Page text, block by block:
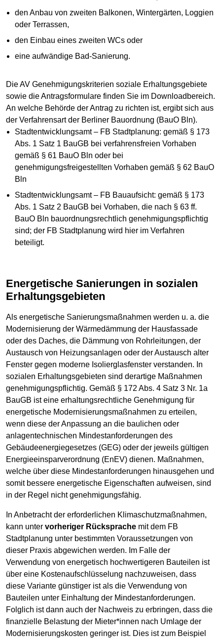
den Anbau von zweiten Balkonen, Wintergärten, Loggien
oder Terrassen,
den Einbau eines zweiten WCs oder
eine aufwändige Bad-Sanierung.
Die AV Genehmigungskriterien soziale Erhaltungsgebiete
sowie die Antragsformulare finden Sie im Downloadbereich.
An welche Behörde der Antrag zu richten ist, ergibt sich aus
der Verfahrensart der Berliner Bauordnung (BauO Bln).
Stadtentwicklungsamt – FB Stadtplanung: gemäß § 173
Abs. 1 Satz 1 BauGB bei verfahrensfreien Vorhaben
gemäß § 61 BauO Bln oder bei
genehmigungsfreigestellten Vorhaben gemäß § 62 BauO
Bln
Stadtentwicklungsamt – FB Bauaufsicht: gemäß § 173
Abs. 1 Satz 2 BauGB bei Vorhaben, die nach § 63 ff.
BauO Bln bauordnungsrechtlich genehmigungspflichtig
sind; der FB Stadtplanung wird hier im Verfahren
beteiligt.
Energetische Sanierungen in sozialen
Erhaltungsgebieten
Als energetische Sanierungsmaßnahmen werden u. a. die
Modernisierung der Wärmedämmung der Hausfassade
oder des Daches, die Dämmung von Rohrleitungen, der
Austausch von Heizungsanlagen oder der Austausch alter
Fenster gegen moderne Isolierglasfenster verstanden. In
sozialen Erhaltungsgebieten sind derartige Maßnahmen
genehmigungspflichtig. Gemäß § 172 Abs. 4 Satz 3 Nr. 1a
BauGB ist eine erhaltungsrechtliche Genehmigung für
energetische Modernisierungsmaßnahmen zu erteilen,
wenn diese der Anpassung an die baulichen oder
anlagentechnischen Mindestanforderungen des
Gebäudeenergiegesetzes (GEG) oder der jeweils gültigen
Energieeinsparverordnung (EnEV) dienen. Maßnahmen,
welche über diese Mindestanforderungen hinausgehen und
somit bessere energetische Eigenschaften aufweisen, sind
in der Regel nicht genehmigungsfähig.
In Anbetracht der erforderlichen Klimaschutzmaßnahmen,
kann unter vorheriger Rücksprache mit dem FB
Stadtplanung unter bestimmten Voraussetzungen von
dieser Praxis abgewichen werden. Im Falle der
Verwendung von energetisch hochwertigeren Bauteilen ist
über eine Kostenaufschlüsselung nachzuweisen, dass
diese Variante günstiger ist als die Verwendung von
Bauteilen unter Einhaltung der Mindestanforderungen.
Folglich ist dann auch der Nachweis zu erbringen, dass die
finanzielle Belastung der Mieter*innen nach Umlage der
Modernisierungskosten geringer ist. Dies ist zum Beispiel